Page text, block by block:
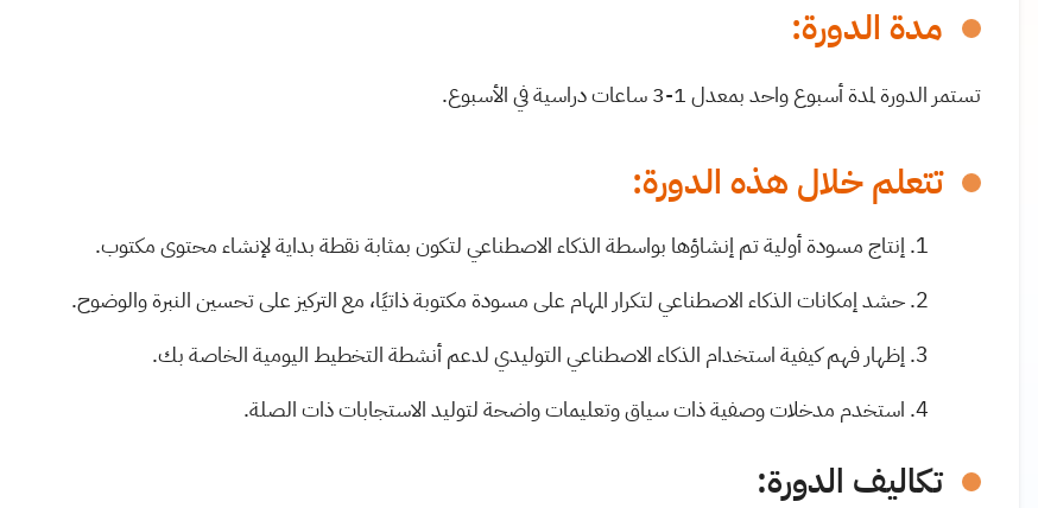
مدة الدورة:
تستمر الدورة لمدة أسبوع واحد بمعدل 1-3 ساعات دراسية في الأسبوع .
تتعلم خلال هذه الدورة:
إنتاج مسودة أولية تم إنشاؤها بواسطة الذكاء الاصطناعي لتكون بمثابة نقطة بداية لإنشاء محتوى مكتوب.
حشد إمكانات الذكاء الاصطناعي لتكرار المهام على مسودة مكتوبة ذاتيًا، مع التركيز على تحسين النبرة والوضوح.
إظهار فهم كيفية استخدام الذكاء الاصطناعي التوليدي لدعم أنشطة التخطيط اليومية الخاصة بك.
استخدم مدخلات وصفية ذات سياق وتعليمات واضحة لتوليد الاستجابات ذات الصلة.
تكاليف الدورة: